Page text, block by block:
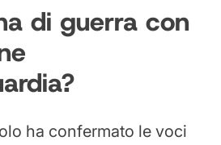
di guerra con
ha confermato le voci